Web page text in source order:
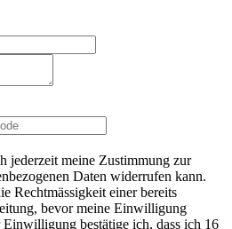
jederzeit meine Zustimmung zur
Daten widerrufen kann.
Rechtmässigkeit einer bereits
bevor meine Einwilligung
bestätige ich, dass ich 16